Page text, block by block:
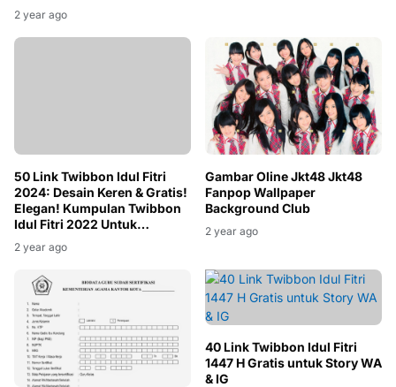
2 year ago
50 Link Twibbon Idul Fitri
2024: Desain Keren & Gratis!
Elegan! Kumpulan Twibbon
Idul Fitri 2022 Untuk
Meriahkan 1 Syawal 1443
2 year ago
Gambar Oline Jkt48 Jkt48
Fanpop Wallpaper
Background Club
2 year ago
40 Link Twibbon Idul Fitri
1447 H Gratis untuk Story WA
& IG